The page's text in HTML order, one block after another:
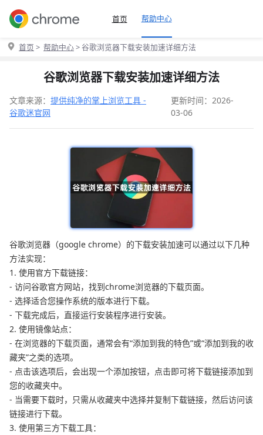
首页 帮助中心
首页 > 帮助中心> 谷歌浏览器下载安装加速详细方法
谷歌浏览器下载安装加速详细方法
文章来源： 提供纯净的掌上浏览工具 -
谷歌迷官网
更新时间：2026-
03-06
谷歌浏览器（google chrome）的下载安装加速可以通过以下几种
方法实现：
1. 使用官方下载链接：
- 访问谷歌官方网站，找到chrome浏览器的下载页面。
- 选择适合您操作系统的版本进行下载。
- 下载完成后，直接运行安装程序进行安装。
2. 使用镜像站点：
- 在浏览器的下载页面，通常会有“添加到我的特色”或“添加到我的收
藏夹”之类的选项。
- 点击该选项后，会出现一个添加按钮，点击即可将下载链接添加到
您的收藏夹中。
- 当需要下载时，只需从收藏夹中选择并复制下载链接，然后访问该
链接进行下载。
3. 使用第三方下载工具：